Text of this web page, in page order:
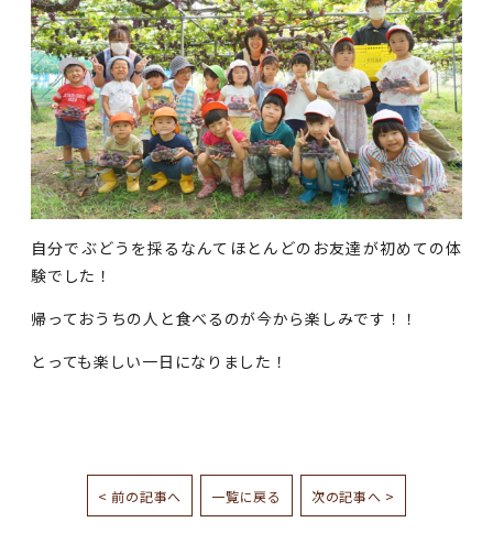
自分でぶどうを採るなんてほとんどのお友達が初めての体
験でした！
帰っておうちの人と食べるのが今から楽しみです！！
とっても楽しい一日になりました！
< 前の記事へ 一覧に戻る 次の記事へ >